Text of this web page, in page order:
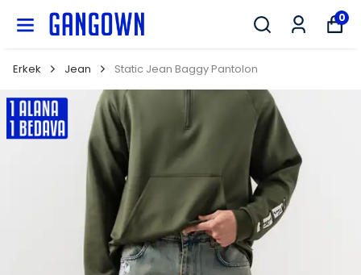
0
Erkek Jean Static Jean Baggy Pantolon